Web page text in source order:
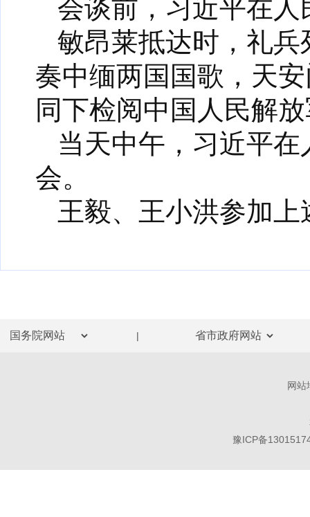
会谈前，习近平在
敏昂莱抵达时，礼
奏中缅两国国歌，天
同下检阅中国人民解
当天中午，习近平
会。
王毅、王小洪参加上
|
网站
豫ICP备